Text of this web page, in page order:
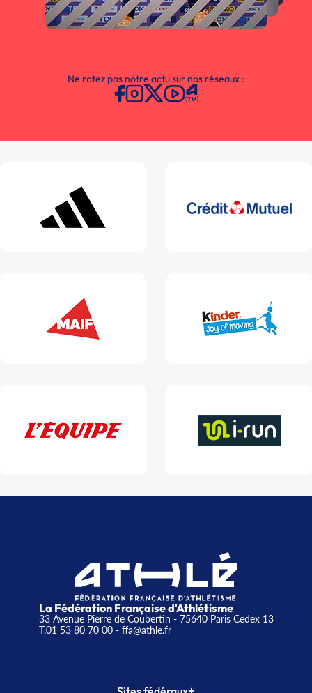
Ne ratez pas notre actu sur nos réseaux :
La Fédération Française d'Athlétisme
33 Avenue Pierre de Coubertin - 75640 Paris Cedex 13
T.01 53 80 70 00- ffa@athle.fr